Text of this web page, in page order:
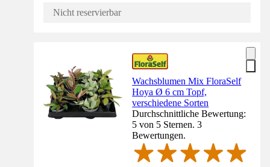
Nicht reservierbar
Wachsblumen Mix FloraSelf
Hoya Ø 6 cm Topf,
verschiedene Sorten
Durchschnittliche Bewertung:
5 von 5 Sternen. 3
Bewertungen.